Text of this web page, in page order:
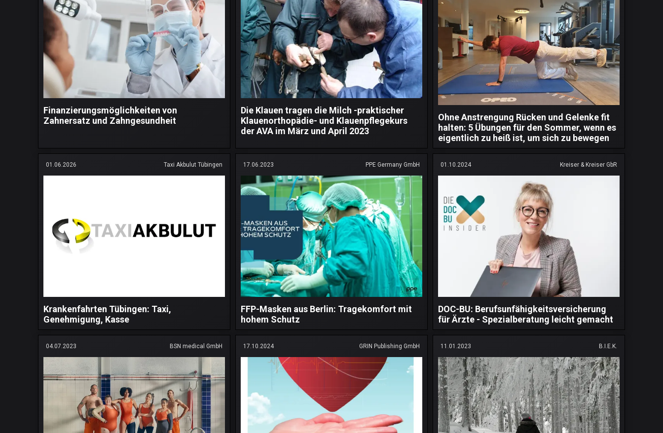
Finanzierungsmöglichkeiten von
Zahnersatz und Zahngesundheit
Die Klauen tragen die Milch -praktischer
Klauenorthopädie- und Klauenpflegekurs
der AVA im März und April 2023
Ohne Anstrengung Rücken und Gelenke fit
halten: 5 Übungen für den Sommer, wenn es
eigentlich zu heiß ist, um sich zu bewegen
01.06.2026 Taxi Akbulut Tübingen
Krankenfahrten Tübingen: Taxi,
Genehmigung, Kasse
17.06.2023 PPE Germany GmbH
FFP-Masken aus Berlin: Tragekomfort mit
hohem Schutz
01.10.2024 Kreiser & Kreiser GbR
DOC-BU: Berufsunfähigkeitsversicherung
für Ärzte - Spezialberatung leicht gemacht
04.07.2023 BSN medical GmbH 17.10.2024 GRIN Publishing GmbH 11.01.2023 B.I.E.K.